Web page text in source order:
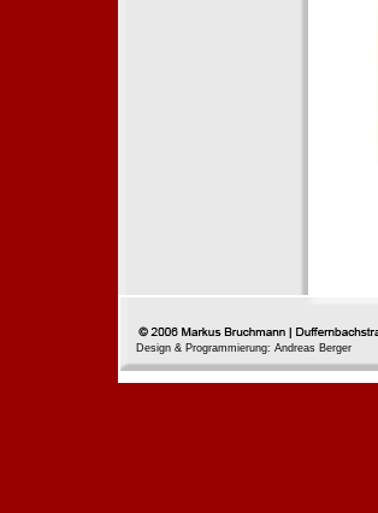
Design & Programmierung: Andreas Berger